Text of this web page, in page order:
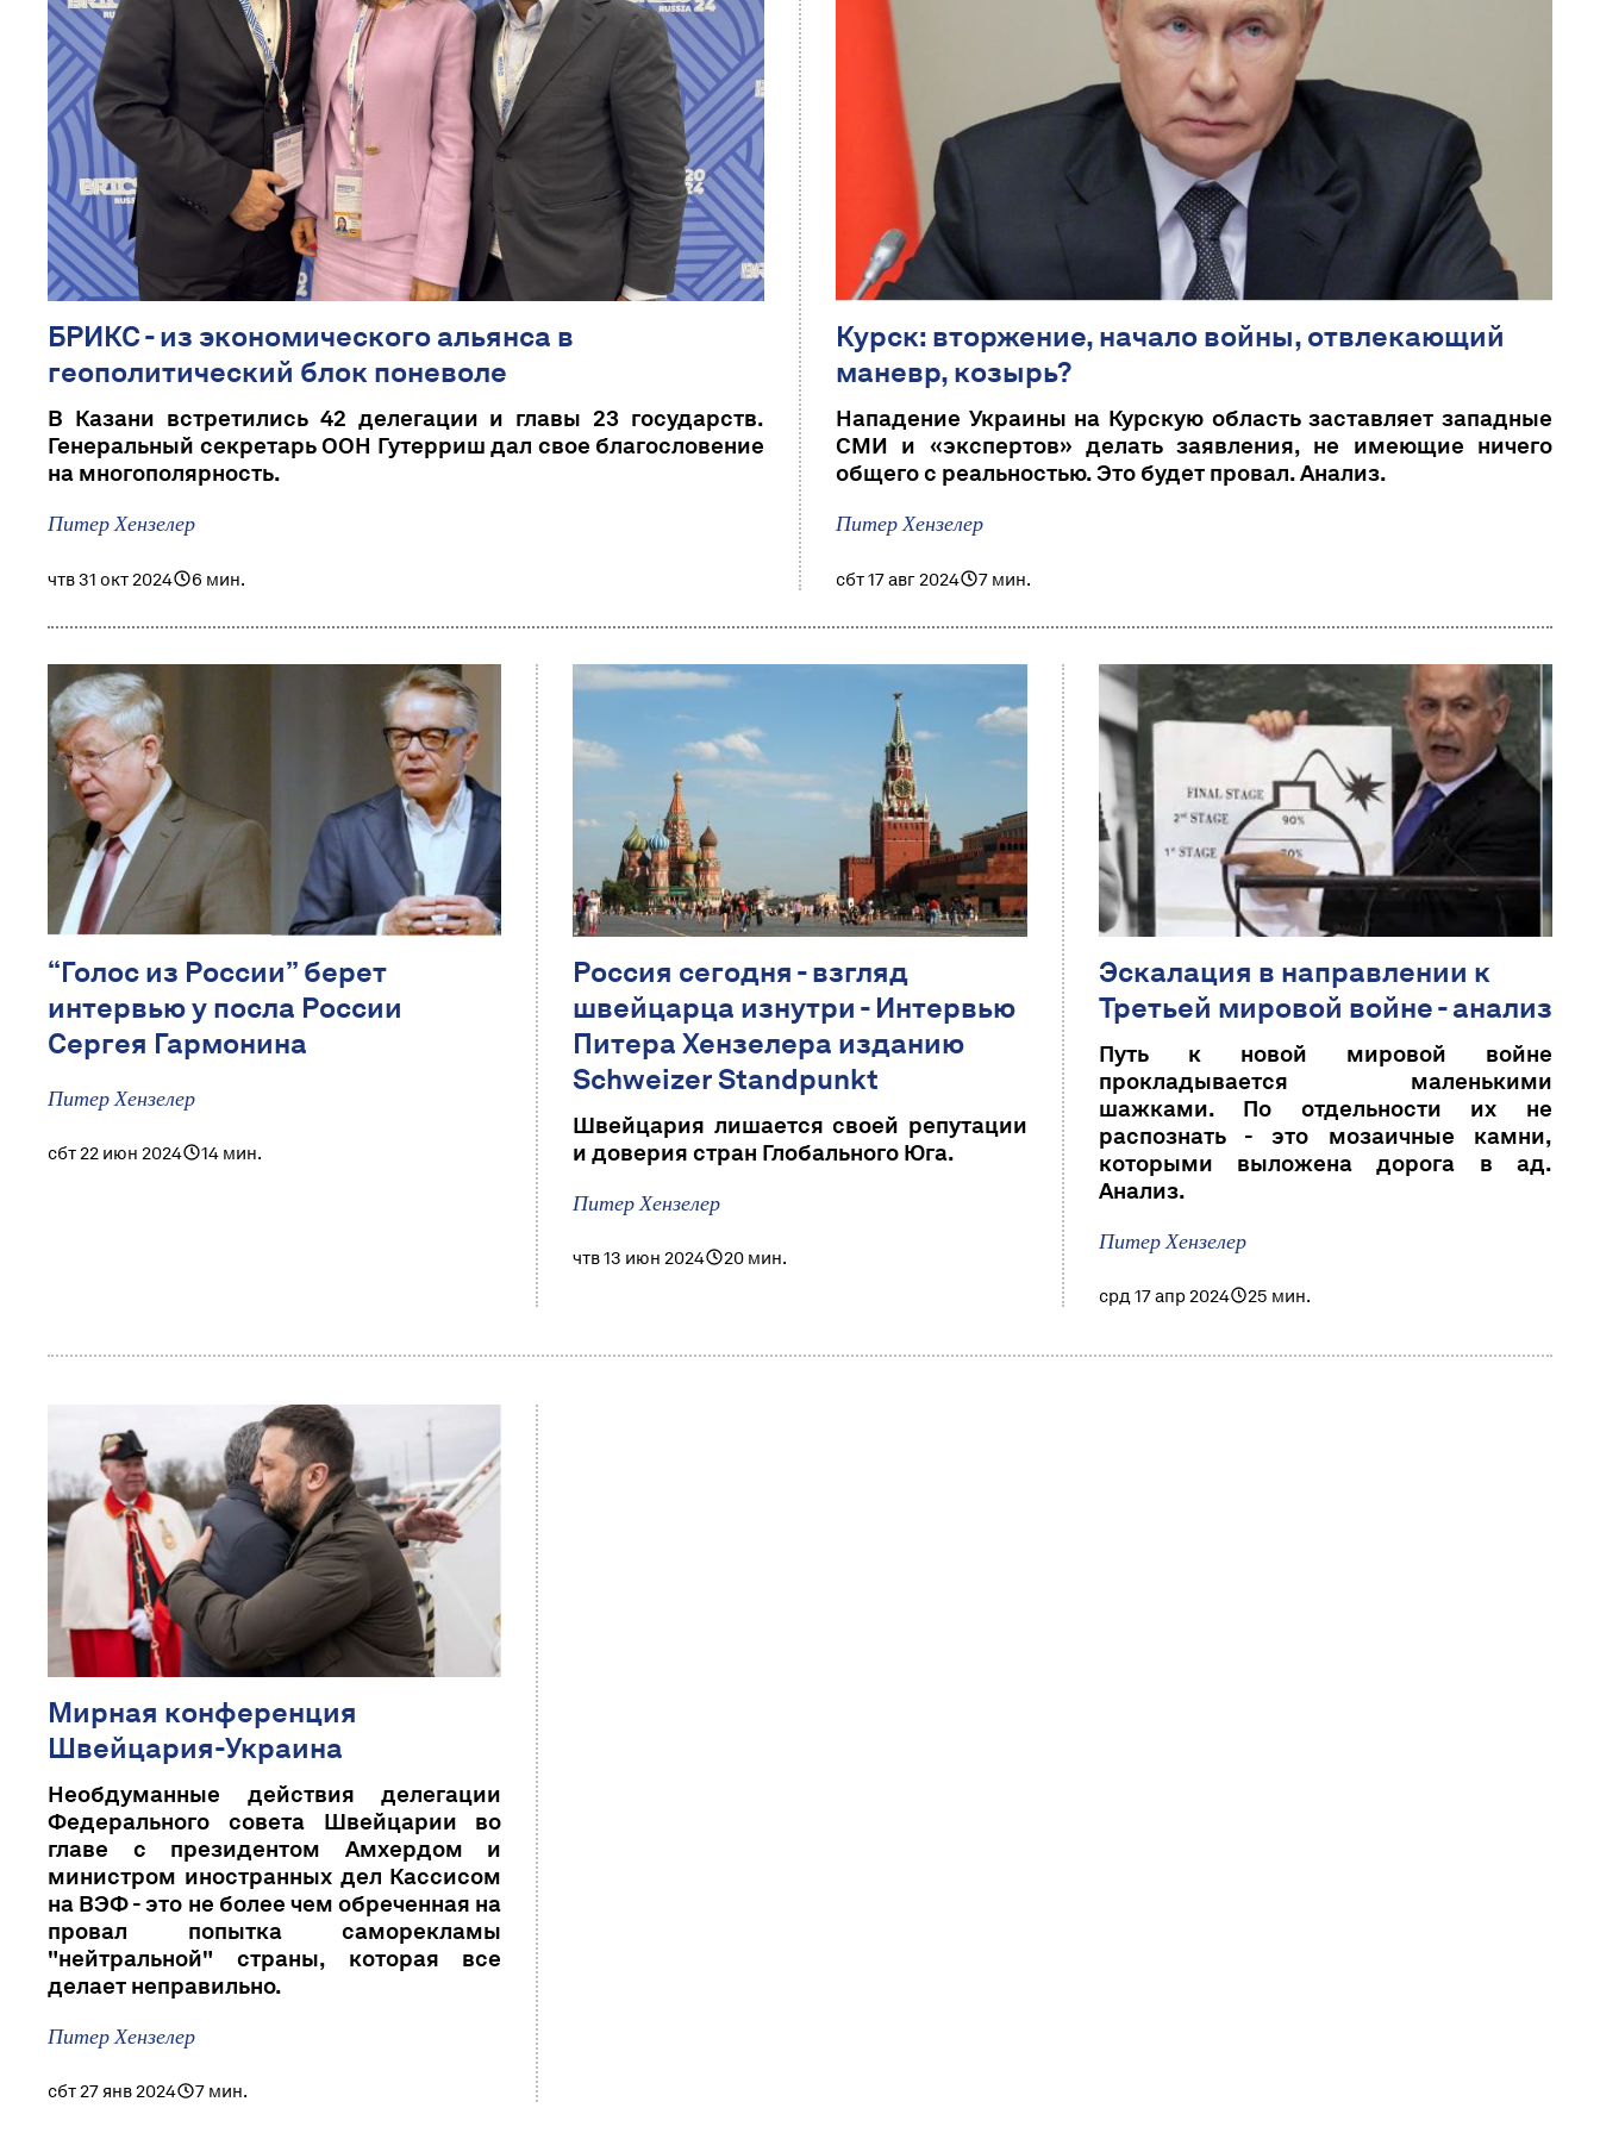
БРИКС - из экономического альянса в
геополитический блок поневоле
В Казани встретились 42 делегации и главы 23 государств.
Генеральный секретарь ООН Гутерриш дал свое благословение
на многополярность.
Питер Хензелер
чтв 31 окт 2024 6 мин.
Курск: вторжение, начало войны, отвлекающий
маневр, козырь?
Нападение Украины на Курскую область заставляет западные
СМИ и «экспертов» делать заявления, не имеющие ничего
общего с реальностью. Это будет провал. Анализ.
Питер Хензелер
сбт 17 авг 2024 7 мин.
“Голос из России” берет
интервью у посла России
Сергея Гармонина
Питер Хензелер
сбт 22 июн 2024 14 мин.
Россия сегодня - взгляд
швейцарца изнутри - Интервью
Питера Хензелера изданию
Schweizer Standpunkt
Швейцария лишается своей репутации
и доверия стран Глобального Юга.
Питер Хензелер
чтв 13 июн 2024 20 мин.
Эскалация в направлении к
Третьей мировой войне - анализ
Путь к новой мировой войне
прокладывается маленькими
шажками. По отдельности их не
распознать - это мозаичные камни,
которыми выложена дорога в ад.
Анализ.
Питер Хензелер
срд 17 апр 2024 25 мин.
Мирная конференция
Швейцария-Украина
Необдуманные действия делегации
Федерального совета Швейцарии во
главе с президентом Амхердом и
министром иностранных дел Кассисом
на ВЭФ - это не более чем обреченная на
провал попытка саморекламы
"нейтральной" страны, которая все
делает неправильно.
Питер Хензелер
сбт 27 янв 2024 7 мин.